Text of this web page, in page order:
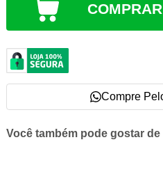
COMPRAR
Compre
Você também pode gostar de